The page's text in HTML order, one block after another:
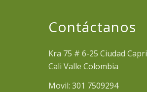
Contáctanos
Kra 75 # 6-25 Ciudad Capri
Cali Valle Colombia
Movil: 301 7509294